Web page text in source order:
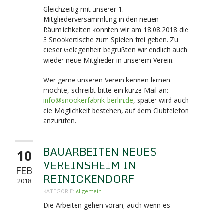
Gleichzeitig mit unserer 1.
Mitgliederversammlung in den neuen
Räumlichkeiten konnten wir am 18.08.2018 die
3 Snookertische zum Spielen frei geben. Zu
dieser Gelegenheit begrüßten wir endlich auch
wieder neue Mitglieder in unserem Verein.
Wer gerne unseren Verein kennen lernen
möchte, schreibt bitte ein kurze Mail an:
info@snookerfabrik-berlin.de, später wird auch
die Möglichkeit bestehen, auf dem Clubtelefon
anzurufen.
10
FEB
2018
BAUARBEITEN NEUES
VEREINSHEIM IN
REINICKENDORF
KATEGORIE: Allgemein
Die Arbeiten gehen voran, auch wenn es